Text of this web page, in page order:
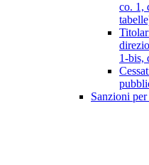
co. 1,
1-bis,
Sanzioni